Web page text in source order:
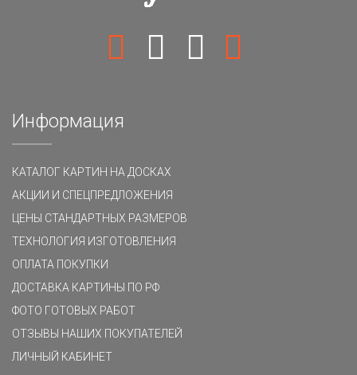
Информация
КАТАЛОГ КАРТИН НА ДОСКАХ
АКЦИИ И СПЕЦПРЕДЛОЖЕНИЯ
ЦЕНЫ СТАНДАРТНЫХ РАЗМЕРОВ
ТЕХНОЛОГИЯ ИЗГОТОВЛЕНИЯ
ОПЛАТА ПОКУПКИ
ДОСТАВКА КАРТИНЫ ПО РФ
ФОТО ГОТОВЫХ РАБОТ
ОТЗЫВЫ НАШИХ ПОКУПАТЕЛЕЙ
ЛИЧНЫЙ КАБИНЕТ